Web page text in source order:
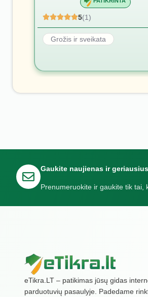
5(1)
Grožis ir sveikata
Gaukite naujienas ir
Prenumeruokite ir gaukite tik tai,
eTikra.LT – patikimas jūsų gidas
parduotuvių pasaulyje. Padedame